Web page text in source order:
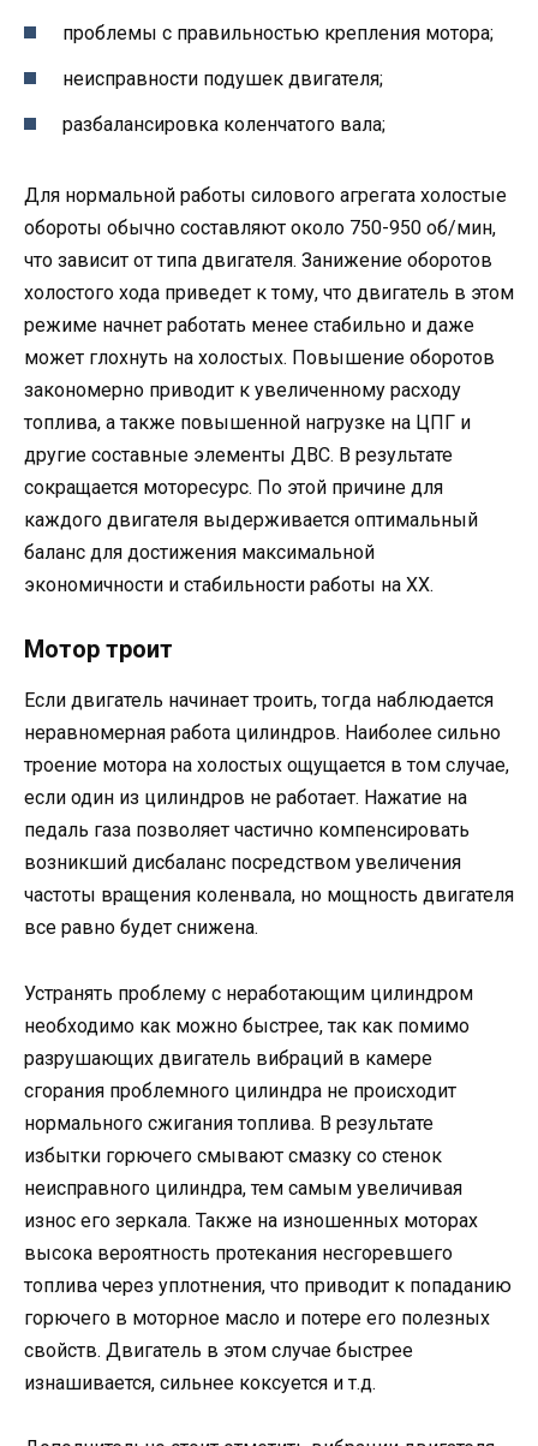
проблемы с правильностью крепления мотора;
неисправности подушек двигателя;
разбалансировка коленчатого вала;
Для нормальной работы силового агрегата холостые
обороты обычно составляют около 750-950 об/мин,
что зависит от типа двигателя. Занижение оборотов
холостого хода приведет к тому, что двигатель в этом
режиме начнет работать менее стабильно и даже
может глохнуть на холостых. Повышение оборотов
закономерно приводит к увеличенному расходу
топлива, а также повышенной нагрузке на ЦПГ и
другие составные элементы ДВС. В результате
сокращается моторесурс. По этой причине для
каждого двигателя выдерживается оптимальный
баланс для достижения максимальной
экономичности и стабильности работы на ХХ.
Мотор троит
Если двигатель начинает троить, тогда наблюдается
неравномерная работа цилиндров. Наиболее сильно
троение мотора на холостых ощущается в том случае,
если один из цилиндров не работает. Нажатие на
педаль газа позволяет частично компенсировать
возникший дисбаланс посредством увеличения
частоты вращения коленвала, но мощность двигателя
все равно будет снижена.
Устранять проблему с неработающим цилиндром
необходимо как можно быстрее, так как помимо
разрушающих двигатель вибраций в камере
сгорания проблемного цилиндра не происходит
нормального сжигания топлива. В результате
избытки горючего смывают смазку со стенок
неисправного цилиндра, тем самым увеличивая
износ его зеркала. Также на изношенных моторах
высока вероятность протекания несгоревшего
топлива через уплотнения, что приводит к попаданию
горючего в моторное масло и потере его полезных
свойств. Двигатель в этом случае быстрее
изнашивается, сильнее коксуется и т.д.